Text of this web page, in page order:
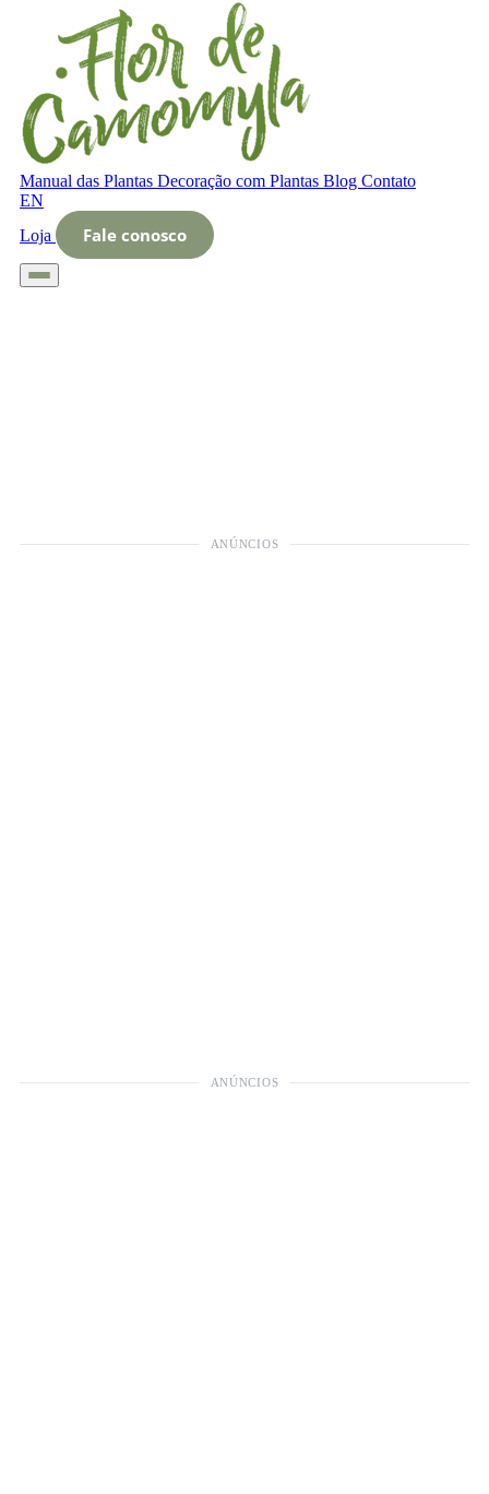
Manual das Plantas Decoração com Plantas Blog Contato
EN
Loja
Fale conosco
ANÚNCIOS
ANÚNCIOS